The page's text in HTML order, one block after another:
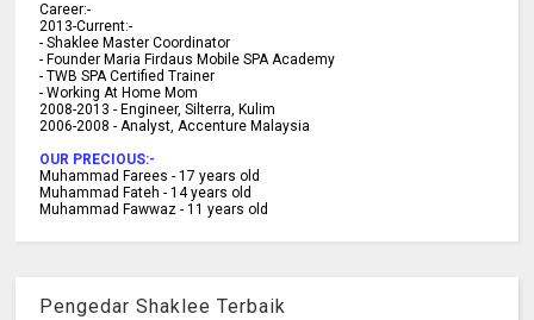
Career:-
2013-Current:-
- Shaklee Master Coordinator
- Founder Maria Firdaus Mobile SPA Academy
- TWB SPA Certified Trainer
- Working At Home Mom
2008-2013 - Engineer, Silterra, Kulim
2006-2008 - Analyst, Accenture Malaysia
OUR PRECIOUS:-
Muhammad Farees - 17 years old
Muhammad Fateh - 14 years old
Muhammad Fawwaz - 11 years old
Pengedar Shaklee Terbaik